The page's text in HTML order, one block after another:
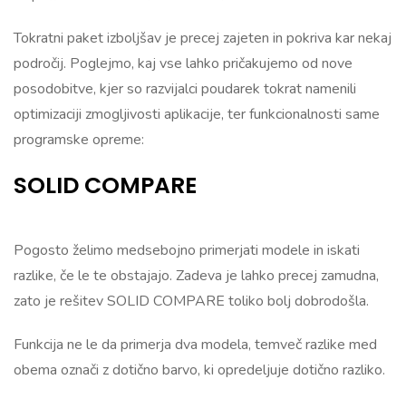
Tokratni paket izboljšav je precej zajeten in pokriva kar nekaj
področij. Poglejmo, kaj vse lahko pričakujemo od nove
posodobitve, kjer so razvijalci poudarek tokrat namenili
optimizaciji zmogljivosti aplikacije, ter funkcionalnosti same
programske opreme:
SOLID COMPARE
Pogosto želimo medsebojno primerjati modele in iskati
razlike, če le te obstajajo. Zadeva je lahko precej zamudna,
zato je rešitev SOLID COMPARE toliko bolj dobrodošla.
Funkcija ne le da primerja dva modela, temveč razlike med
obema označi z dotično barvo, ki opredeljuje dotično razliko.